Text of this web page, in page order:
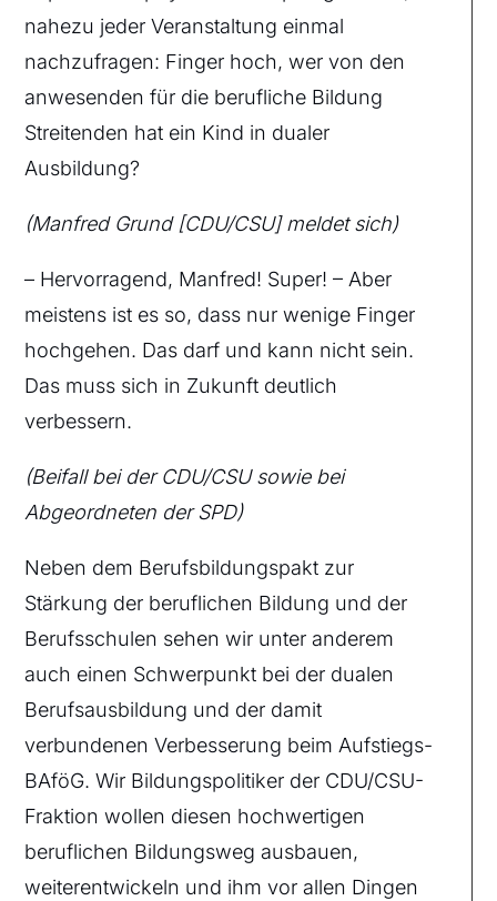
nahezu jeder Veranstaltung einmal
nachzufragen: Finger hoch, wer von den
anwesenden für die berufliche Bildung
Streitenden hat ein Kind in dualer
Ausbildung?
(Manfred Grund [CDU/CSU] meldet sich)
– Hervorragend, Manfred! Super! – Aber
meistens ist es so, dass nur wenige Finger
hochgehen. Das darf und kann nicht sein.
Das muss sich in Zukunft deutlich
verbessern.
(Beifall bei der CDU/CSU sowie bei
Abgeordneten der SPD)
Neben dem Berufsbildungspakt zur
Stärkung der beruflichen Bildung und der
Berufsschulen sehen wir unter anderem
auch einen Schwerpunkt bei der dualen
Berufsausbildung und der damit
verbundenen Verbesserung beim Aufstiegs-
BAföG. Wir Bildungspolitiker der CDU/CSU-
Fraktion wollen diesen hochwertigen
beruflichen Bildungsweg ausbauen,
weiterentwickeln und ihm vor allen Dingen